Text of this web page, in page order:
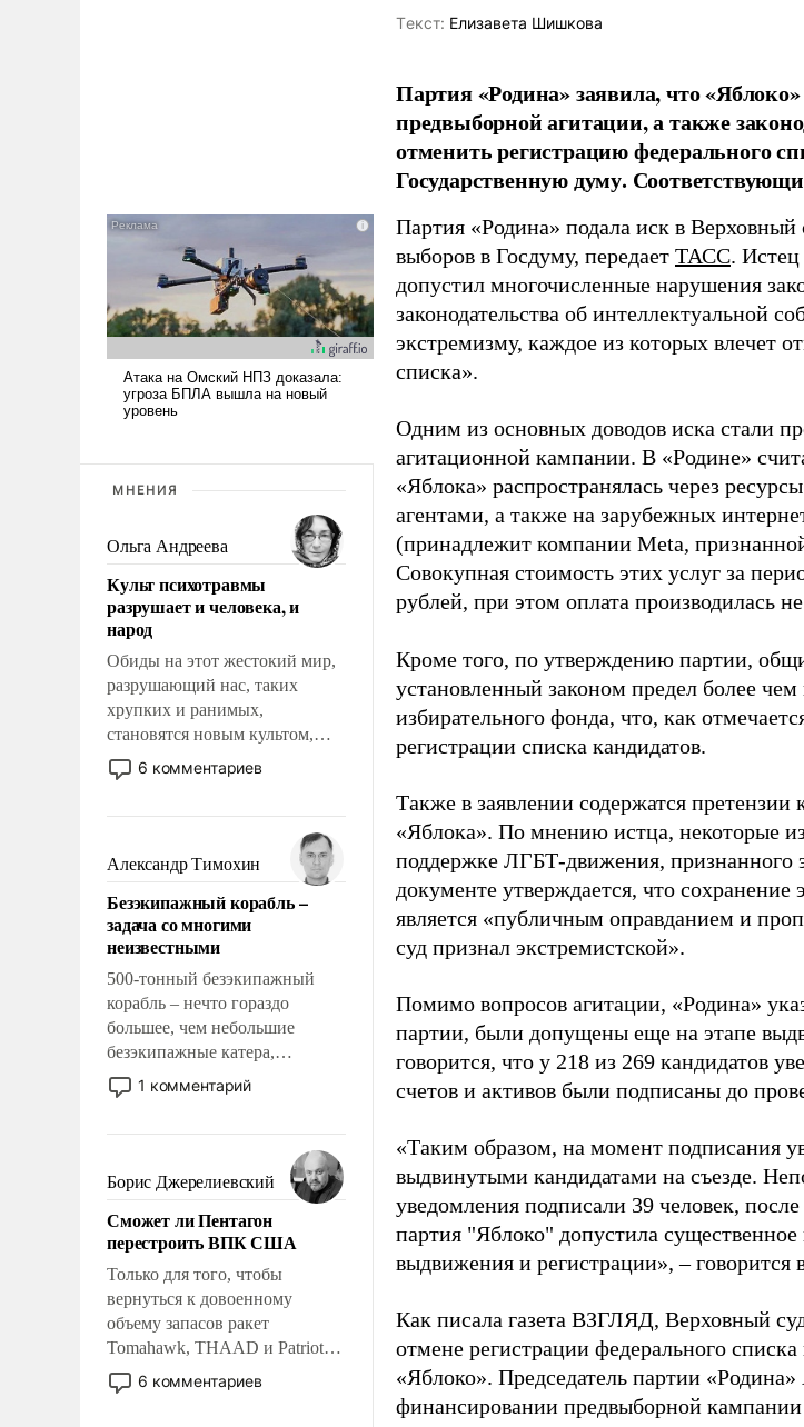
МНЕНИЯ
Ольга Андреева
Культ психотравмы
разрушает и человека, и
народ
Обиды на этот жестокий мир,
разрушающий нас, таких
хрупких и ранимых,
становятся новым культом,
постепенно вытесняя и
отменяя традиционное
мужественным и твердым под
ударами судьбы, брать на себя
ответственность, помогать
слабым, идти вперед и
адаптироваться.
6 комментариев
Александр Тимохин
Безэкипажный корабль –
задача со многими
неизвестными
500-тонный безэкипажный
корабль – нечто гораздо
большее, чем небольшие
безэкипажные катера,
применение которых уже
стало обыденностью. Задача по
сложна и амбициозна. Однако
и ее реализация радикально
поднимет наши боевые
возможности.
1 комментарий
Борис Джерелиевский
Сможет ли Пентагон
перестроить ВПК США
Только для того, чтобы
вернуться к довоенному
объему запасов ракет
Tomahawk, THAAD и Patriot
США потребуется более трех
лет. Даже небольшая война с
6 комментариев
Tекст: Елизавета Шишкова
Партия «Родина» заявила, что
предвыборной агитации, а также
отменить регистрацию федерального
Государственную думу.
Партия «Родина» подала иск в Верховный
выборов в Госдуму, передает ТАСС. Истец
допустил многочисленные нарушения
законодательства об интеллектуальной
экстремизму, каждое из которых влечет
списка».
Одним из основных доводов иска стали
агитационной кампании. В «Родине»
«Яблока» распространялась через
агентами, а также на зарубежных
(принадлежит компании Meta,
Совокупная стоимость этих услуг за
рублей, при этом оплата производилась
Кроме того, по утверждению партии,
установленный законом предел более
избирательного фонда, что, как
регистрации списка кандидатов.
Также в заявлении содержатся
«Яблока». По мнению истца, некоторые
поддержке ЛГБТ-движения,
документе утверждается, что
является «публичным оправданием и
суд признал экстремистской».
Помимо вопросов агитации, «Родина»
партии, были допущены еще на этапе
говорится, что у 218 из 269 кандидатов
счетов и активов были подписаны до
«Таким образом, на момент подписания
выдвинутыми кандидатами на съезде.
уведомления подписали 39 человек,
партия "Яблоко" допустила
выдвижения и регистрации», – говорится
Как писала газета ВЗГЛЯД, Верховный
отмене регистрации федерального
«Яблоко». Председатель партии
финансировании предвыборной